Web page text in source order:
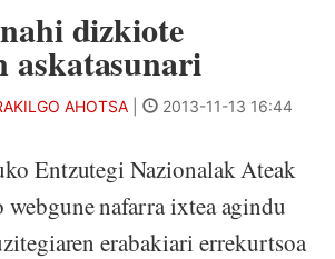
dizkiote
askatasunari
AHOTSA 2013-11-13 16:44
Entzutegi Nazionalak Ateak
nafarra ixtea agindu
erabakiari errekurtsoa